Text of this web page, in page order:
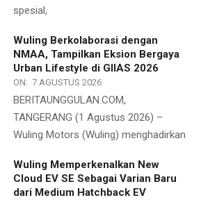
spesial,
Wuling Berkolaborasi dengan
NMAA, Tampilkan Eksion Bergaya
Urban Lifestyle di GIIAS 2026
ON: 7 AGUSTUS 2026
BERITAUNGGULAN.COM,
TANGERANG (1 Agustus 2026) –
Wuling Motors (Wuling) menghadirkan
Wuling Memperkenalkan New
Cloud EV SE Sebagai Varian Baru
dari Medium Hatchback EV